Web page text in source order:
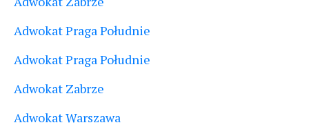
Adwokat Praga Południe
Adwokat Praga Południe
Adwokat Zabrze
Adwokat Warszawa